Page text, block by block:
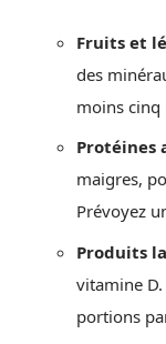
Fruits et
des
moins cinq
Protéines
maigres,
Prévoyez
Produits
vitamine
portions